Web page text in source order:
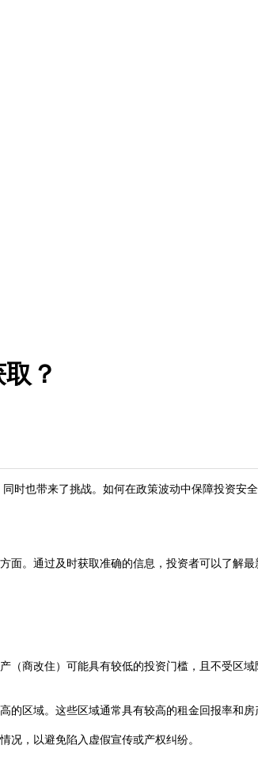
？
时也带来了挑战。如何在政策波动中保障投资安
。通过及时获取准确的信息，投资者可以了解
商改住）可能具有较低的投资门槛，且不受区
区域。这些区域通常具有较高的租金回报率和房
，以避免陷入虚假宣传或产权纠纷。